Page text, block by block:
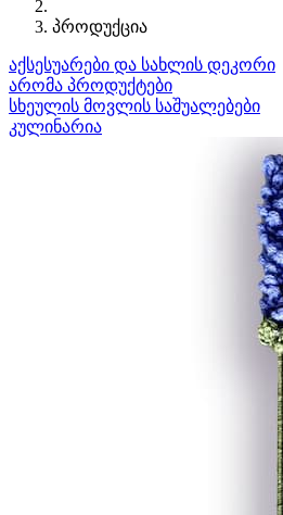
პროდუქცია
აქსესუარები და სახლის დეკორი
არომა პროდუქტები
სხეულის მოვლის საშუალებები
კულინარია